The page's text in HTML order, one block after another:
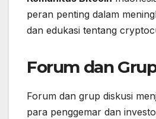
peran penting dalam
dan edukasi tentang
Forum dan
Forum dan grup diskusi
para penggemar dan